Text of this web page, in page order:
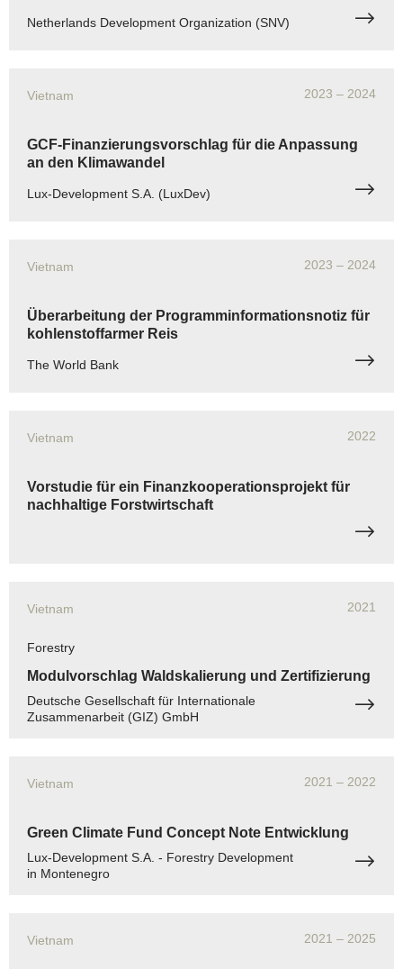
Netherlands Development Organization (SNV)
Vietnam 2023 – 2024
GCF-Finanzierungsvorschlag für die Anpassung
an den Klimawandel
Lux-Development S.A. (LuxDev)
Vietnam 2023 – 2024
Überarbeitung der Programminformationsnotiz für
kohlenstoffarmer Reis
The World Bank
Vietnam 2022
Vorstudie für ein Finanzkooperationsprojekt für
nachhaltige Forstwirtschaft
Vietnam 2021
Forestry
Modulvorschlag Waldskalierung und Zertifizierung
Deutsche Gesellschaft für Internationale
Zusammenarbeit (GIZ) GmbH
Vietnam 2021 – 2022
Green Climate Fund Concept Note Entwicklung
Lux-Development S.A. - Forestry Development
in Montenegro
Vietnam 2021 – 2025